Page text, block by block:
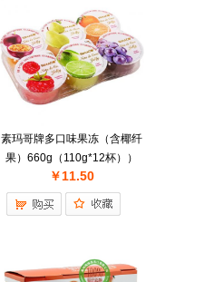
素玛哥牌多口味果冻（含椰纤
果）660g（110g*12杯））
*12组/件
￥11.50